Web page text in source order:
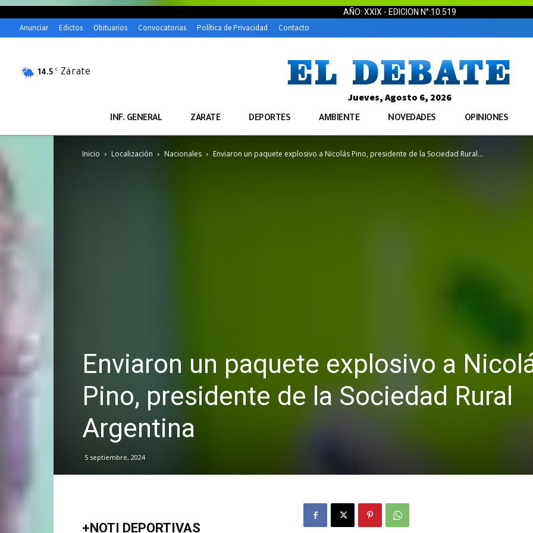
AÑO: XXIX - EDICION N°:10.519
Anunciar Edictos Obituarios Convocatorias Política de Privacidad Contacto
14.5 C Zárate
Jueves, Agosto 6, 2026
INF. GENERAL ZARATE DEPORTES AMBIENTE NOVEDADES OPINIONES
Inicio Localización Nacionales Enviaron un paquete explosivo a Nicolás Pino, presidente de la Sociedad Rural...
Enviaron un paquete explosivo a
Pino, presidente de la Sociedad Rural
Argentina
5 septiembre, 2024
+NOTI DEPORTIVAS